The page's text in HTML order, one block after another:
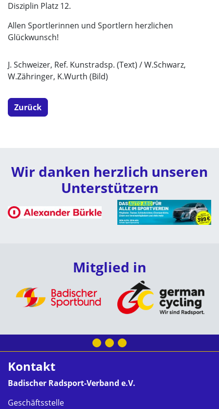
Disziplin Platz 12.
Allen Sportlerinnen und Sportlern herzlichen
Glückwunsch!
J. Schweizer, Ref. Kunstradsp. (Text) / W.Schwarz,
W.Zähringer, K.Wurth (Bild)
Zurück
Wir danken herzlich unseren
Unterstützern
Mitglied in
Kontakt
Badischer Radsport-Verband e.V.
Geschäftsstelle